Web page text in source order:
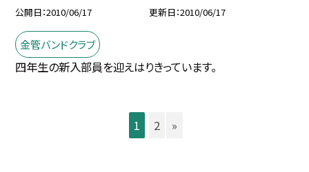
公開日 2010/06/17 更新日 2010/06/17
金管バンドクラブ
四年生の新入部員を迎えはりきっています。
1 2 »